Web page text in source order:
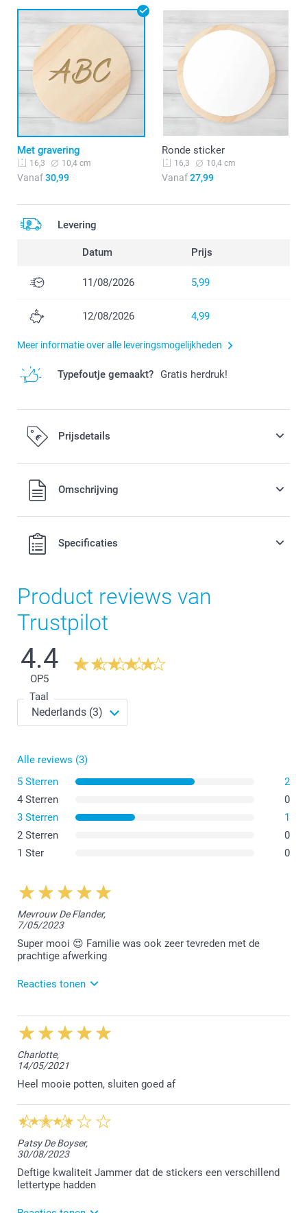
Met gravering
16,3 10,4 cm
Vanaf30,99
Ronde sticker
16,3 10,4 cm
Vanaf27,99
Levering
Datum Prijs
11/08/2026 5,99
12/08/2026 4,99
Meer informatie over alle leveringsmogelijkheden
Typefoutje gemaakt? Gratis herdruk!
Prijsdetails
Alle prijzen zijn in EURO (€) inclusief BTW en exclusief
verzendkosten.Omschrijving
Specificaties
Afmetingen kleine pot:
Afmetingen grote pot:
Product reviews van
Trustpilot
4.4
OP5
Taal
Alle reviews (3)
5 Sterren
2
4 Sterren
0
3 Sterren
1
2 Sterren
0
1 Ster
0
Mevrouw De Flander,
7/05/2023
Super mooi 😍 Familie was ook zeer tevreden met de
prachtige afwerking
Reacties tonen
19/05/2023
14:00
Beste,
Zo leuk om te horen dat jij en je familie zeer
tevreden zijn met de prachtige afwerking van onze
doosjes. We vonden het fijn jouw bestelling te
mogen afwerken.
Hartelijke groet!
Nathalie @smartphoto
Charlotte,
14/05/2021
Heel mooie potten, sluiten goed af
Patsy De Boyser,
30/08/2023
Deftige kwaliteit Jammer dat de stickers een verschillend
lettertype hadden